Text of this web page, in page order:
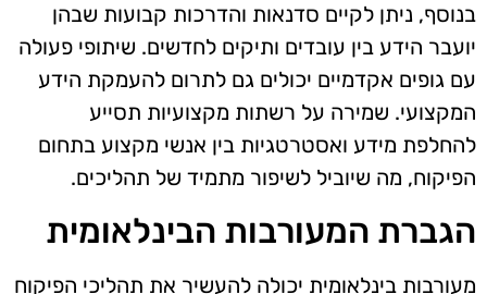
בנוסף, ניתן לקיים סדנאות והדרכות קבועות שבהן
יועבר הידע בין עובדים ותיקים לחדשים. שיתופי פעולה
עם גופים אקדמיים יכולים גם לתרום להעמקת הידע
המקצועי. שמירה על רשתות מקצועיות תסייע
להחלפת מידע ואסטרטגיות בין אנשי מקצוע בתחום
הפיקוח, מה שיוביל לשיפור מתמיד של תהליכים.
הגברת המעורבות הבינלאומית
מעורבות בינלאומית יכולה להעשיר את תהליכי הפיקוח